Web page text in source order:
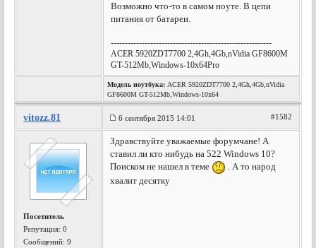
Возможно что-то в самом ноуте. В цепи
питания от батареи.
---------------------------------------------------------
ACER 5920ZDT7700 2,4Gh,4Gb,nVidia GF8600M
GT-512Mb,Windows-10x64Pro
Модель ноутбука: ACER 5920ZDT7700 2,4Gh,4Gb,nVidia
GF8600M GT-512Mb,Windows-10x64
vitozz.81 6 сентября 2015 14:01 #1582
Посетитель
Репутация:0
Сообщений: 9
Здравствуйте уважаемые форумчане! А
ставил ли кто нибудь на 522 Windows 10?
Поиском не нашел в теме
. А то народ
хвалит десятку